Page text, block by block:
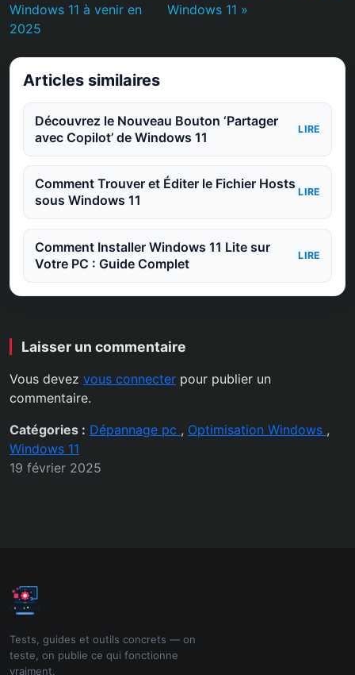
Windows 11 à venir en
2025
Windows 11 »
Articles similaires
Découvrez le Nouveau Bouton ‘Partager
avec Copilot’ de Windows 11
LIRE
Comment Trouver et Éditer le Fichier Hosts
sous Windows 11
LIRE
Comment Installer Windows 11 Lite sur
Votre PC : Guide Complet
LIRE
Laisser un commentaire
Vous devez vous connecter pour publier un
commentaire.
Catégories : Dépannage pc , Optimisation Windows ,
Windows 11
19 février 2025
Tests, guides et outils concrets — on
teste, on publie ce qui fonctionne
vraiment.